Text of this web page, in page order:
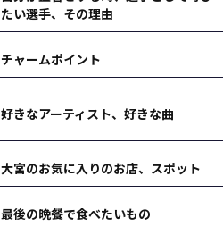
たい選手、その理由
チャームポイント
好きなアーティスト、好きな曲
大宮のお気に入りのお店、スポット
最後の晩餐で食べたいもの